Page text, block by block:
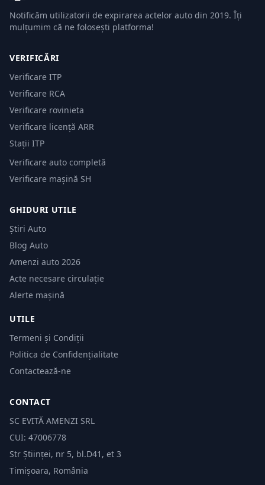
Notificăm utilizatorii de expirarea actelor auto din 2019. Îți
mulțumim că ne folosești platforma!
VERIFICĂRI
Verificare ITP
Verificare RCA
Verificare rovinieta
Verificare licență ARR
Stații ITP
Verificare auto completă
Verificare mașină SH
GHIDURI UTILE
Știri Auto
Blog Auto
Amenzi auto 2026
Acte necesare circulație
Alerte mașină
UTILE
Termeni și Condiții
Politica de Confidențialitate
Contactează-ne
CONTACT
SC EVITĂ AMENZI SRL
CUI: 47006778
Str Științei, nr 5, bl.D41, et 3
Timișoara, România